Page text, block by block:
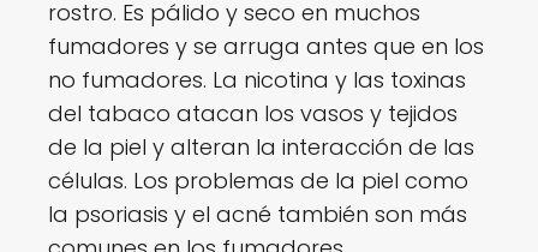
rostro. Es pálido y seco en muchos
fumadores y se arruga antes que en los
no fumadores. La nicotina y las toxinas
del tabaco atacan los vasos y tejidos
de la piel y alteran la interacción de las
células. Los problemas de la piel como
la psoriasis y el acné también son más